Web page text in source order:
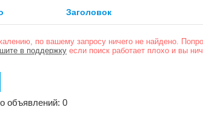
Заголовок
по вашему запросу ничего не найдено.
в поддержку если поиск работает плохо и вы
объявлений: 0